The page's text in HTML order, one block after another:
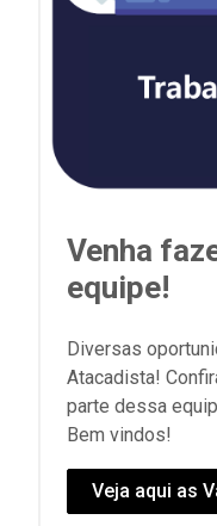
Venha
equipe!
Diversas
Atacadista!
parte dessa
Bem vindos!
Veja aqui as